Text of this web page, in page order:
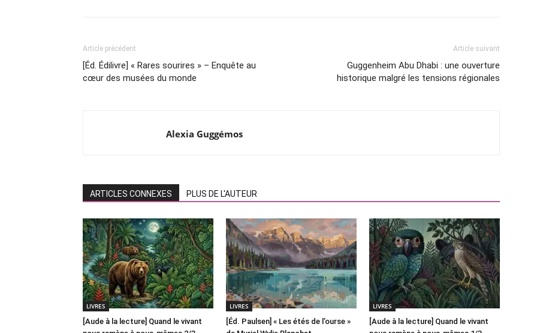
Article précédent
[Éd. Édilivre] « Rares sourires » – Enquête au
cœur des musées du monde
Article suivant
Guggenheim Abu Dhabi : une ouverture
historique malgré les tensions régionales
Alexia Guggémos
ARTICLES CONNEXES PLUS DE L'AUTEUR
LIVRES
[Aude à la lecture] Quand le vivant
LIVRES
[Éd. Paulsen] « Les étés de l’ourse »
LIVRES
[Aude à la lecture] Quand le vivant